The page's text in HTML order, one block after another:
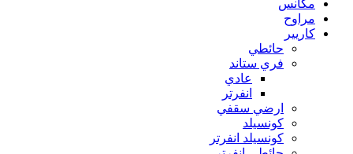
مكانس
مراوح
كاريير
حائطي
فري ستاند
عادي
انفرتر
ارضي سقفي
كونسيلد
كونسيلد انفرتر